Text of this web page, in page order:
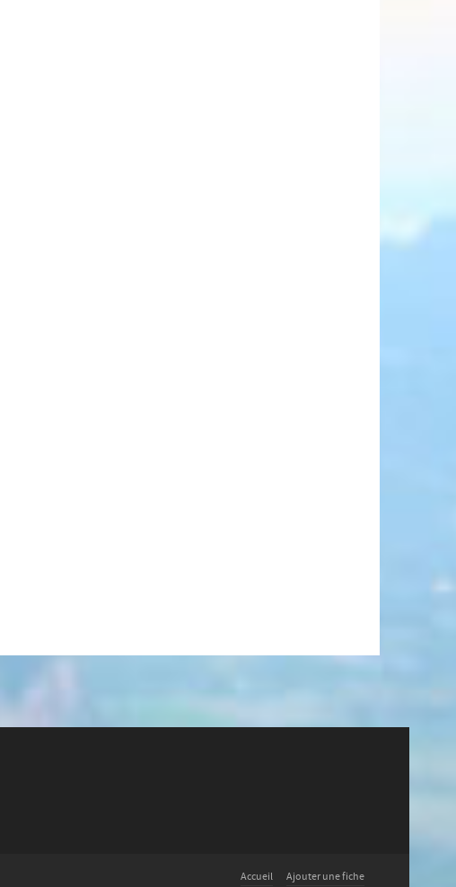
Accueil Ajouter une fiche